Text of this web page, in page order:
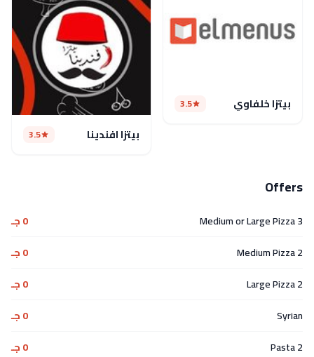
بيتزا خلفاوي 3.5
بيتزا افندينا 3.5
Offers
3 Medium or Large Pizza
0 جـ
2 Medium Pizza
0 جـ
2 Large Pizza
0 جـ
Syrian
0 جـ
2 Pasta
0 جـ